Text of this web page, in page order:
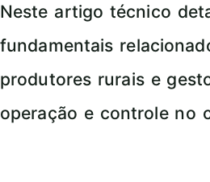
Neste artigo técnico
fundamentais
produtores rurais e
operação e controle no